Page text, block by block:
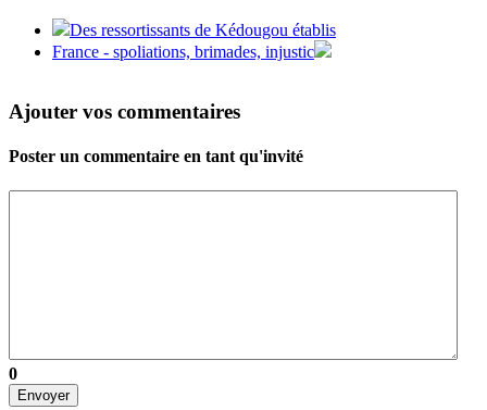
Des ressortissants de Kédougou établis
France - spoliations, brimades, injustic
Ajouter vos commentaires
Poster un commentaire en tant qu'invité
0
Envoyer